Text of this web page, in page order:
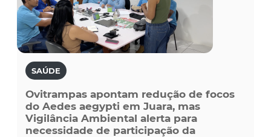
SAÚDE
Ovitrampas apontam redução de focos
do Aedes aegypti em Juara, mas
Vigilância Ambiental alerta para
necessidade de participação da